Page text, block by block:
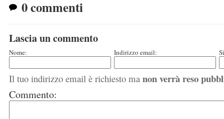
0 commenti
Lascia un commento
Nome: Indirizzo email:
Il tuo indirizzo email è richiesto ma non verrà reso
Commento: